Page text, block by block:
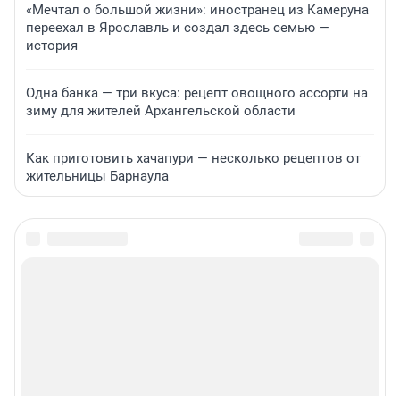
«Мечтал о большой жизни»: иностранец из Камеруна
переехал в Ярославль и создал здесь семью —
история
Одна банка — три вкуса: рецепт овощного ассорти на
зиму для жителей Архангельской области
Как приготовить хачапури — несколько рецептов от
жительницы Барнаула